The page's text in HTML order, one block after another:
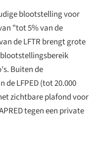
blootstelling voor
"tot 5% van de
de LFTR brengt grote
Buiten de
LFPED (tot 20.000
zichtbare plafond voor
tegen een private